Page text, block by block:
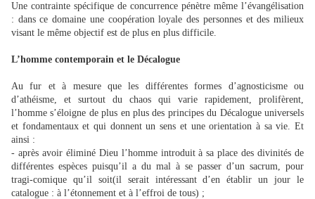
Une contrainte spécifique de concurrence pénètre même l’évangélisation
: dans ce domaine une coopération loyale des personnes et des milieux
visant le même objectif est de plus en plus difficile.
L’homme contemporain et le Décalogue
Au fur et à mesure que les différentes formes d’agnosticisme ou
d’athéisme, et surtout du chaos qui varie rapidement, prolifèrent,
l’homme s’éloigne de plus en plus des principes du Décalogue universels
et fondamentaux et qui donnent un sens et une orientation à sa vie. Et
ainsi :
- après avoir éliminé Dieu l’homme introduit à sa place des divinités de
différentes espèces puisqu’il a du mal à se passer d’un sacrum, pour
tragi-comique qu’il soit(il serait intéressant d’en établir un jour le
catalogue : à l’étonnement et à l’effroi de tous) ;